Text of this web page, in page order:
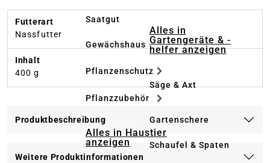
Saatgut
Gewächshaus
Pflanzenschutz
Pflanzzubehör
Alles in Haustier
anzeigen
Alles in
Gartengeräte & -
helfer anzeigen
Säge & Axt
Gartenschere
Schaufel & Spaten
Futterart
Nassfutter
Inhalt
400 g
Produktbeschreibung
Weitere Produktinformationen